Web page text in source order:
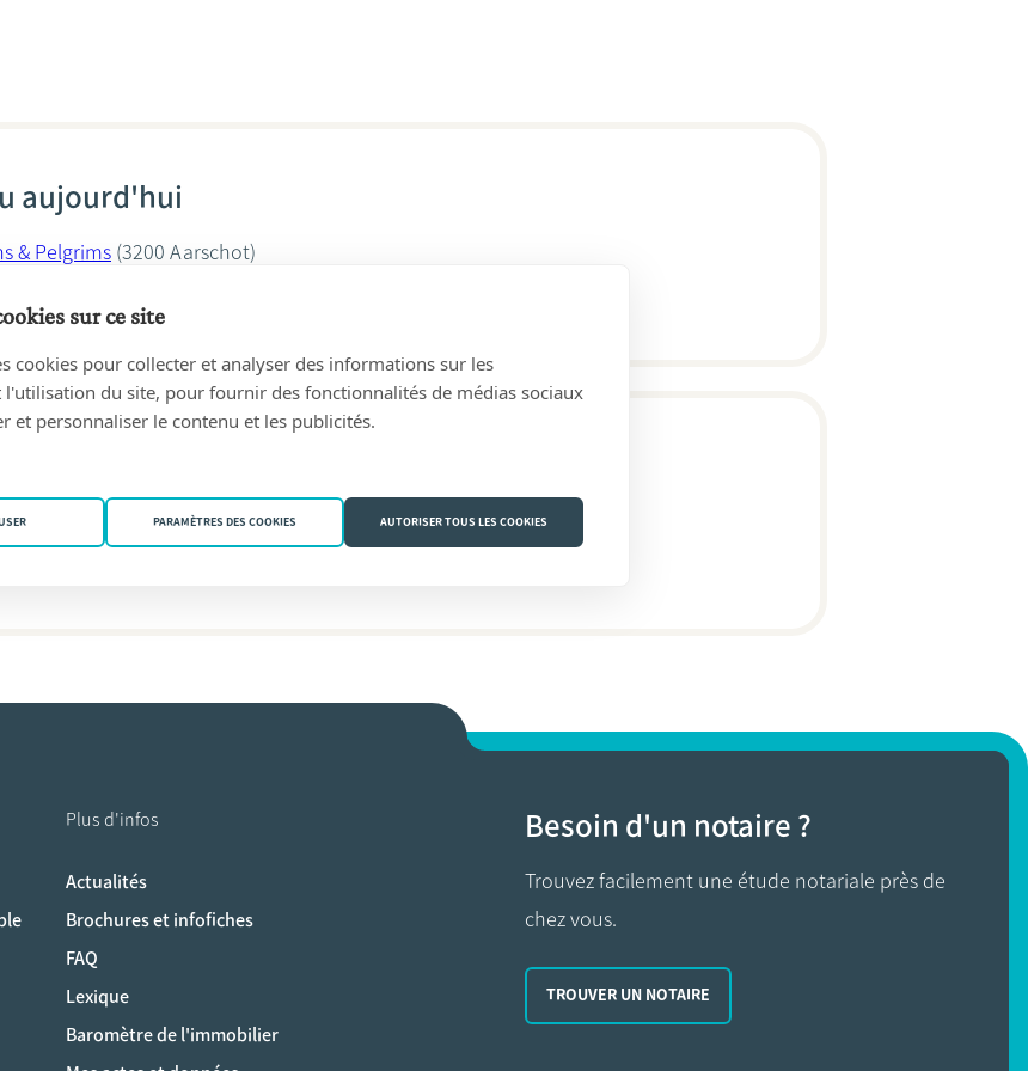
aujourd'hui
& Pelgrims (3200 Aarschot)
30/10/2014
(3200 Aarschot)
Plus d'infos
Actualités
Brochures et infofiches
FAQ
Lexique
Baromètre de l'immobilier
Besoin d'un notaire ?
Trouvez facilement une étude notariale près de
chez vous.
TROUVER UN NOTAIRE
sur ce site
cookies pour collecter et analyser des informations sur les
l'utilisation du site, pour fournir des fonctionnalités de médias sociaux
et personnaliser le contenu et les publicités.
PARAMÈTRES DES COOKIES AUTORISER TOUS LES COOKIES